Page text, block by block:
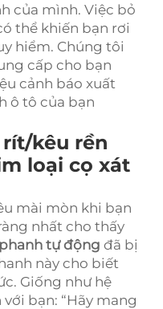
của mình. Việc bỏ
thể khiến bạn rơi
hiểm. Chúng tôi
cấp cho bạn
cảnh báo xuất
ô tô của bạn
kêu rền
loại cọ xát
mài mòn khi bạn
nhất cho thấy
tự động đã bị
này cho biết
Giống như hệ
bạn: “Hãy mang